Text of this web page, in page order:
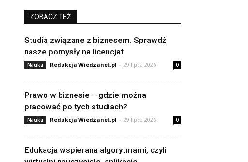
ZOBACZ TEŻ
Studia związane z biznesem. Sprawdź
nasze pomysły na licencjat
Nauka Redakcja Wiedzanet.pl - 29 lipca 2026 0
Prawo w biznesie – gdzie można
pracować po tych studiach?
Nauka Redakcja Wiedzanet.pl - 29 lipca 2026 0
Edukacja wspierana algorytmami, czyli